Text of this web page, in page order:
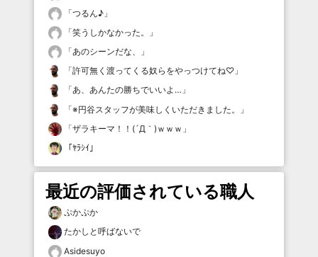
「つるん♪ 」
「笑うしかなかった。
」
「あのシーンだな、
」
「許可無く渡ってくる奴らをやっつけてね♡ 」
「あ、あんたの勝ちでいいよ… 」
「※円谷スタッフが美味しくいただきました。
」
「ザラキーマ！！(´Д｀)ｗｗｗ 」
「ﾔﾗｼｲ 」
最近の評価されている職人
ぷかぷか
たかしと呼ばないで
Asidesuyo